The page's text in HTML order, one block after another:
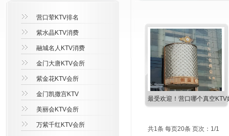
最受欢迎！营口哪个真空
共1条 每页20条 页次：1/1
营口荤KTV排名
紫水晶KTV消费
融城名人KTV消费
金门大唐KTV会所
紫金花KTV会所
金门凯撒宫KTV
美丽会KTV会所
万紫千红KTV会所